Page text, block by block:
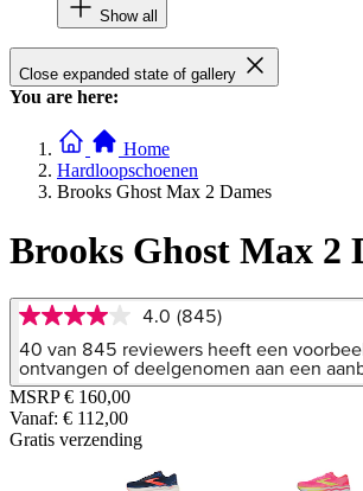
Show all
Close expanded state of gallery
You are here:
Home
Hardloopschoenen
Brooks Ghost Max 2 Dames
Brooks Ghost Max 2
4.0
van
5
sterren,
gemiddelde
scorewaarde.
Read
4.0 (845)
40 van 845 reviewers heeft een
ontvangen of deelgenomen aan een
MSRP € 160,00
Vanaf: € 112,00
Gratis verzending